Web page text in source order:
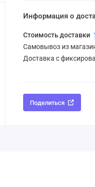
Информация о
Стоимость доставки
Самовывоз из
Доставка с
Поделиться